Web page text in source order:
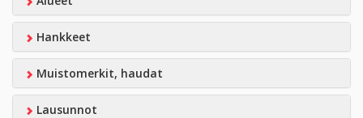
Hankkeet
Muistomerkit, haudat
Lausunnot